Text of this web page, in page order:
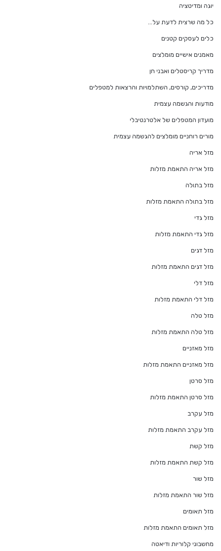
יוגה ומדיטציה
כל מה שרצית לדעת על…
כלים לעסקים קטנים
מאמנים אישיים מומלצים
מדריך קריסטלים ואבני חן
מדריכים, קורסים, השתלמויות והרצאות למטפלים
מודעות והגשמה עצמית
מועדון המטפלים של אלטרנטיבלי
מורים רוחניים מומלצים להגשמה עצמית
מזל אריה
מזל אריה התאמת מזלות
מזל בתולה
מזל בתולה התאמת מזלות
מזל גדי
מזל גדי התאמת מזלות
מזל דגים
מזל דגים התאמת מזלות
מזל דלי
מזל דלי התאמת מזלות
מזל טלה
מזל טלה התאמת מזלות
מזל מאזניים
מזל מאזניים התאמת מזלות
מזל סרטן
מזל סרטן התאמת מזלות
מזל עקרב
מזל עקרב התאמת מזלות
מזל קשת
מזל קשת התאמת מזלות
מזל שור
מזל שור התאמת מזלות
מזל תאומים
מזל תאומים התאמת מזלות
מחשבוני קלוריות ודיאטה